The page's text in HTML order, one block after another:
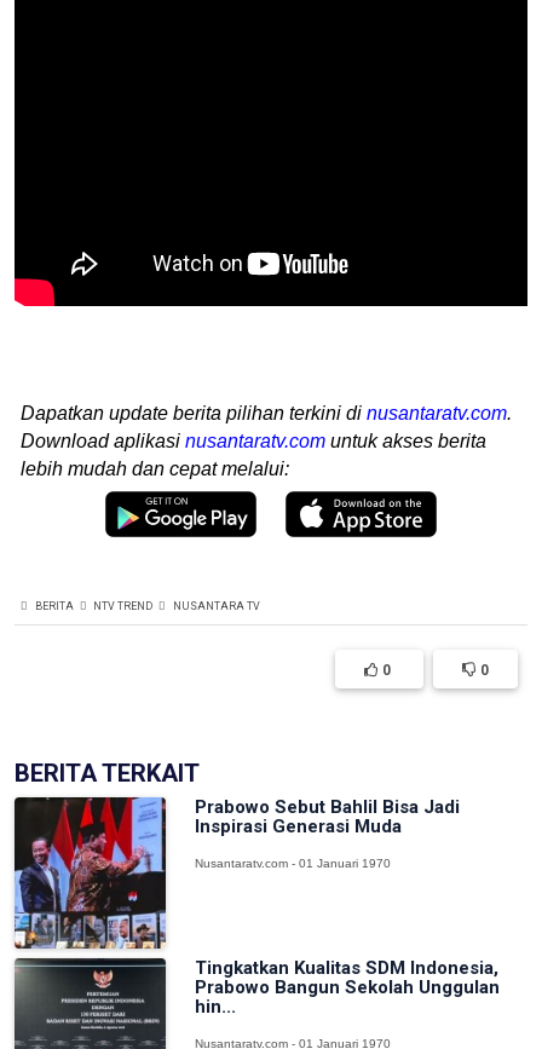
Dapatkan update berita pilihan terkini di nusantaratv.com.
Download aplikasi nusantaratv.com untuk akses berita
lebih mudah dan cepat melalui:
BERITA NTV TREND NUSANTARA TV
0 0
BERITA TERKAIT
Prabowo Sebut Bahlil Bisa Jadi
Inspirasi Generasi Muda
Nusantaratv.com - 01 Januari 1970
Tingkatkan Kualitas SDM Indonesia,
Prabowo Bangun Sekolah Unggulan
hin...
Nusantaratv.com - 01 Januari 1970